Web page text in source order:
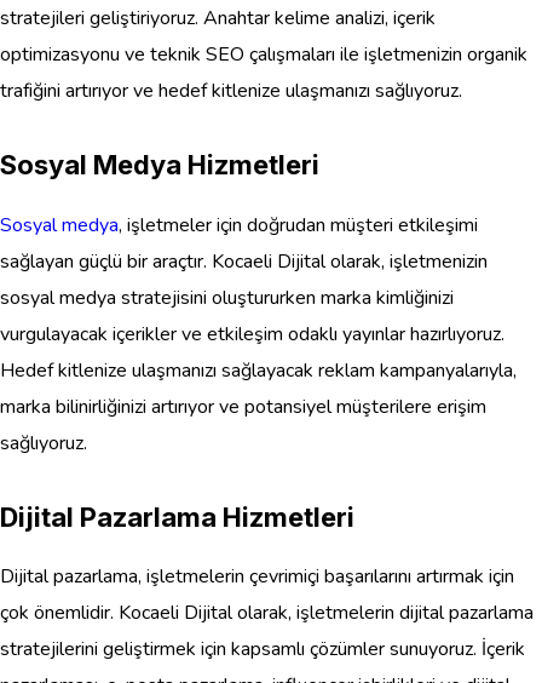
stratejileri geliştiriyoruz. Anahtar kelime analizi, içerik
optimizasyonu ve teknik SEO çalışmaları ile işletmenizin organik
trafiğini artırıyor ve hedef kitlenize ulaşmanızı sağlıyoruz.
Sosyal Medya Hizmetleri
Sosyal medya, işletmeler için doğrudan müşteri etkileşimi
sağlayan güçlü bir araçtır. Kocaeli Dijital olarak, işletmenizin
sosyal medya stratejisini oluştururken marka kimliğinizi
vurgulayacak içerikler ve etkileşim odaklı yayınlar hazırlıyoruz.
Hedef kitlenize ulaşmanızı sağlayacak reklam kampanyalarıyla,
marka bilinirliğinizi artırıyor ve potansiyel müşterilere erişim
sağlıyoruz.
Dijital Pazarlama Hizmetleri
Dijital pazarlama, işletmelerin çevrimiçi başarılarını artırmak için
çok önemlidir. Kocaeli Dijital olarak, işletmelerin dijital pazarlama
stratejilerini geliştirmek için kapsamlı çözümler sunuyoruz. İçerik